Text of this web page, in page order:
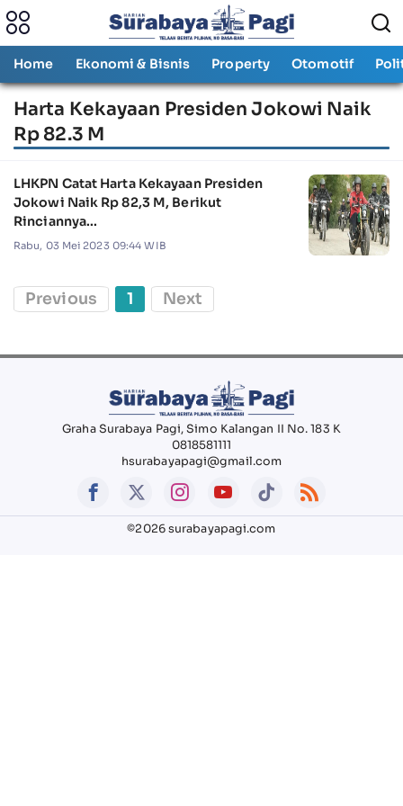
Home Ekonomi & Bisnis Property Otomotif
Harta Kekayaan Presiden Jokowi Naik
Rp 82.3 M
LHKPN Catat Harta Kekayaan Presiden
Jokowi Naik Rp 82,3 M, Berikut
Rinciannya...
Rabu, 03 Mei 2023 09:44 WIB
Previous 1 Next
Graha Surabaya Pagi, Simo Kalangan II No. 183 K
0818581111
hsurabayapagi@gmail.com
©2026 surabayapagi.com